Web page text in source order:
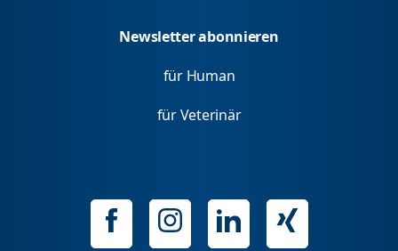
Newsletter abonnieren
für Human
für Veterinär